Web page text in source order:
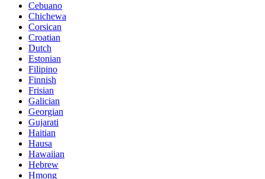
Cebuano
Chichewa
Corsican
Croatian
Dutch
Estonian
Filipino
Finnish
Frisian
Galician
Georgian
Gujarati
Haitian
Hausa
Hawaiian
Hebrew
Hmong